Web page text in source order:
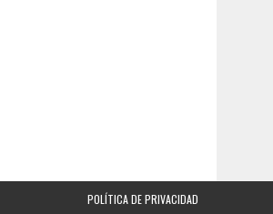
POLÍTICA DE PRIVACIDAD